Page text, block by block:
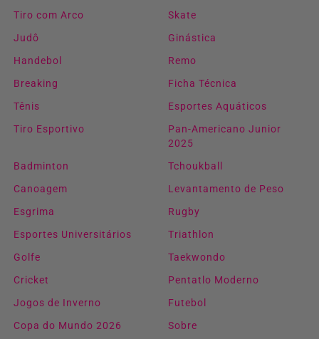
Tiro com Arco
Skate
Judô
Ginástica
Handebol
Remo
Breaking
Ficha Técnica
Tênis
Esportes Aquáticos
Tiro Esportivo
Pan-Americano Junior
2025
Badminton
Tchoukball
Canoagem
Levantamento de Peso
Esgrima
Rugby
Esportes Universitários
Triathlon
Golfe
Taekwondo
Cricket
Pentatlo Moderno
Jogos de Inverno
Futebol
Copa do Mundo 2026
Sobre